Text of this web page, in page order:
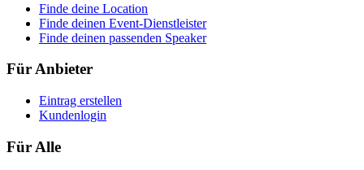
Finde deine Location
Finde deinen Event-Dienstleister
Finde deinen passenden Speaker
Für Anbieter
Eintrag erstellen
Kundenlogin
Für Alle